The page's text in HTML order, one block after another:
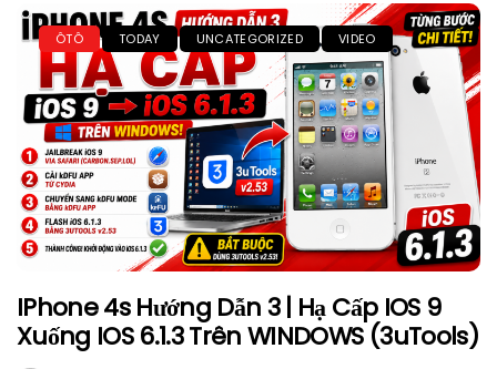
ÔTÔ TODAY UNCATEGORIZED VIDEO
IPhone 4s Hướng Dẫn 3 | Hạ Cấp IOS 9
Xuống IOS 6.1.3 Trên WINDOWS (3uTools)